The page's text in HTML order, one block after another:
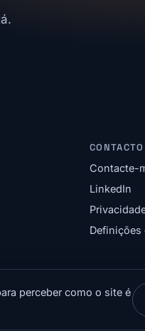
CONTACTO
Contacte-
LinkedIn
Definições
perceber como o site é